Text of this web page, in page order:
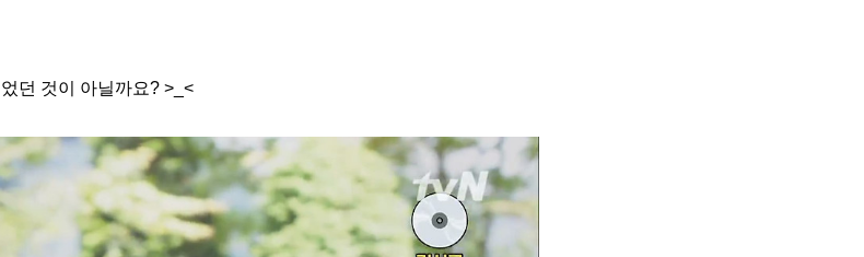
던 것이 아닐까요? >_<